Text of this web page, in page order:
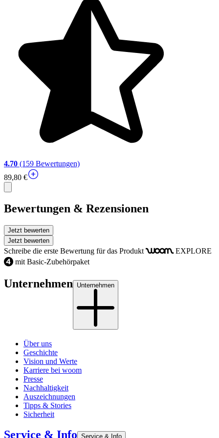
4.70 (159 Bewertungen)
89,80 €
Bewertungen & Rezensionen
Jetzt bewerten
Jetzt bewerten
Schreibe die erste Bewertung für das Produkt woom EXPLORE
4 mit Basic-Zubehörpaket
Unternehmen Unternehmen
Über uns
Geschichte
Vision und Werte
Karriere bei woom
Presse
Nachhaltigkeit
Auszeichnungen
Tipps & Stories
Sicherheit
Service & Info Service & Info